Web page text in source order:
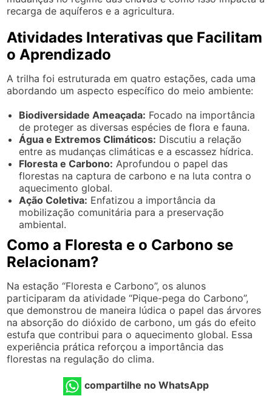
recarga de aquíferos e a agricultura.
Atividades Interativas que Facilitam
o Aprendizado
A trilha foi estruturada em quatro estações, cada uma
abordando um aspecto específico do meio ambiente:
Biodiversidade Ameaçada: Focado na importância
de proteger as diversas espécies de flora e fauna.
Água e Extremos Climáticos: Discutiu a relação
entre as mudanças climáticas e a escassez hídrica.
Floresta e Carbono: Aprofundou o papel das
florestas na captura de carbono e na luta contra o
aquecimento global.
Ação Coletiva: Enfatizou a importância da
mobilização comunitária para a preservação
ambiental.
Como a Floresta e o Carbono se
Relacionam?
Na estação “Floresta e Carbono”, os alunos
participaram da atividade “Pique-pega do Carbono”,
que demonstrou de maneira lúdica o papel das árvores
na absorção do dióxido de carbono, um gás do efeito
estufa que contribui para o aquecimento global. Essa
experiência prática reforçou a importância das
florestas na regulação do clima.
compartilhe no WhatsApp